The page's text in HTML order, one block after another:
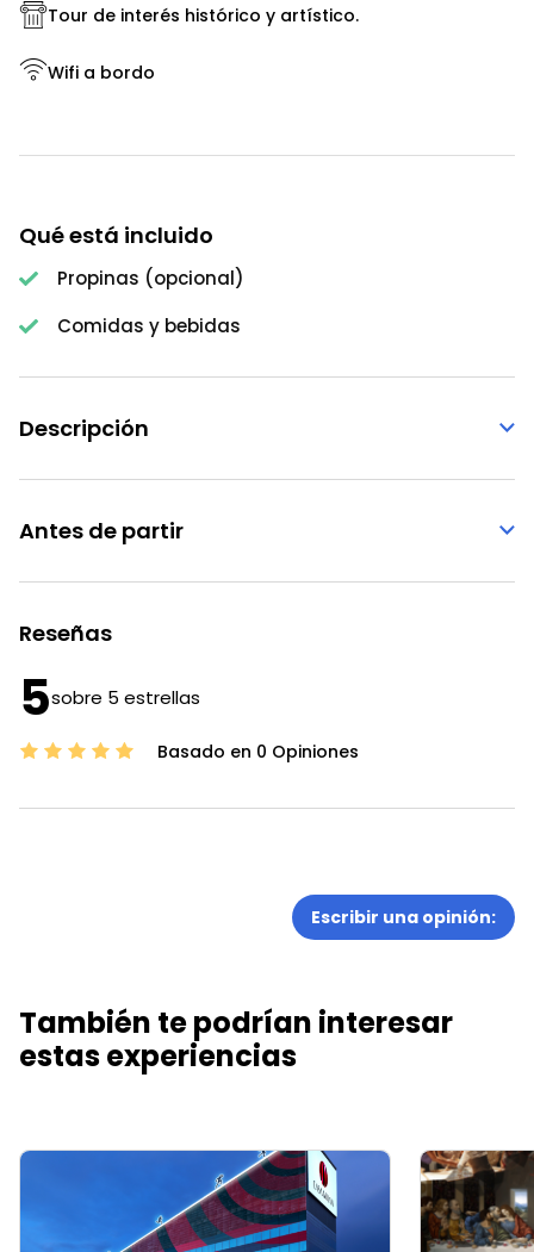
Tour de interés histórico y artístico.
Wifi a bordo
Qué está incluido
Propinas (opcional)
Comidas y bebidas
Descripción
Antes de partir
Reseñas
5sobre 5 estrellas
Basado en 0 Opiniones
Escribir una opinión:
También te podrían interesar
estas experiencias